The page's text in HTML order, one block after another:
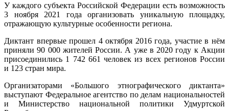
У каждого субъекта Российской Федерации есть возможность
3 ноября 2021 года организовать уникальную площадку,
отражающую культурные особенности региона.
Диктант впервые прошел 4 октября 2016 года, участие в нём
приняли 90 000 жителей России. А уже в 2020 году к Акции
присоединились 1 742 661 человек из всех регионов России
и 123 стран мира.
Организаторами «Большого этнографического диктанта»
выступают Федеральное агентство по делам национальностей
и Министерство национальной политики Удмуртской